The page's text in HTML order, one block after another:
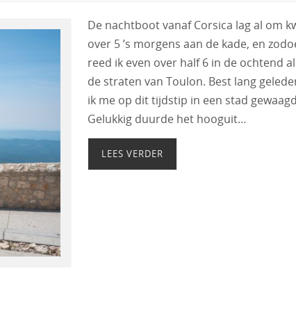
De nachtboot vanaf Corsica lag al om
over 5 ’s morgens aan de kade, en
reed ik even over half 6 in de ochtend
de straten van Toulon. Best lang
ik me op dit tijdstip in een stad
Gelukkig duurde het hooguit…
LEES VERDER